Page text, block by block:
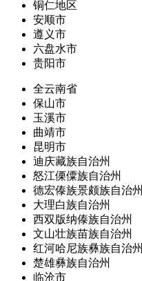
铜仁地区
安顺市
遵义市
六盘水市
贵阳市
全云南省
保山市
玉溪市
曲靖市
昆明市
迪庆藏族自治州
怒江傈僳族自治州
德宏傣族景颇族自治州
大理白族自治州
西双版纳傣族自治州
文山壮族苗族自治州
红河哈尼族彝族自治州
楚雄彝族自治州
临沧市